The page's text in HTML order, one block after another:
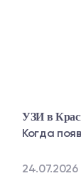
УЗИ в
Когда
24.07.2026